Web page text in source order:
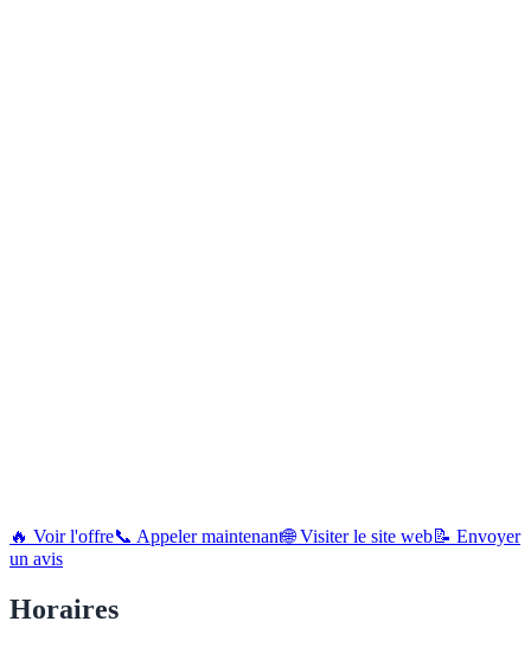
🔥 Voir l'offre📞 Appeler maintenant🌐 Visiter le site web📝 Envoyer
un avis
Horaires